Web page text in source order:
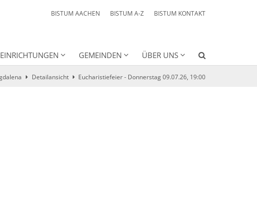
BISTUM AACHEN BISTUM A-Z BISTUM KONTAKT
EINRICHTUNGEN GEMEINDEN ÜBER UNS
Detailansicht Eucharistiefeier - Donnerstag 09.07.26, 19:00